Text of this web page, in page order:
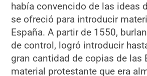
había convencido de las ideas
se ofreció para introducir
España. A partir de 1550,
de control, logró introducir
gran cantidad de copias de las
material protestante que era